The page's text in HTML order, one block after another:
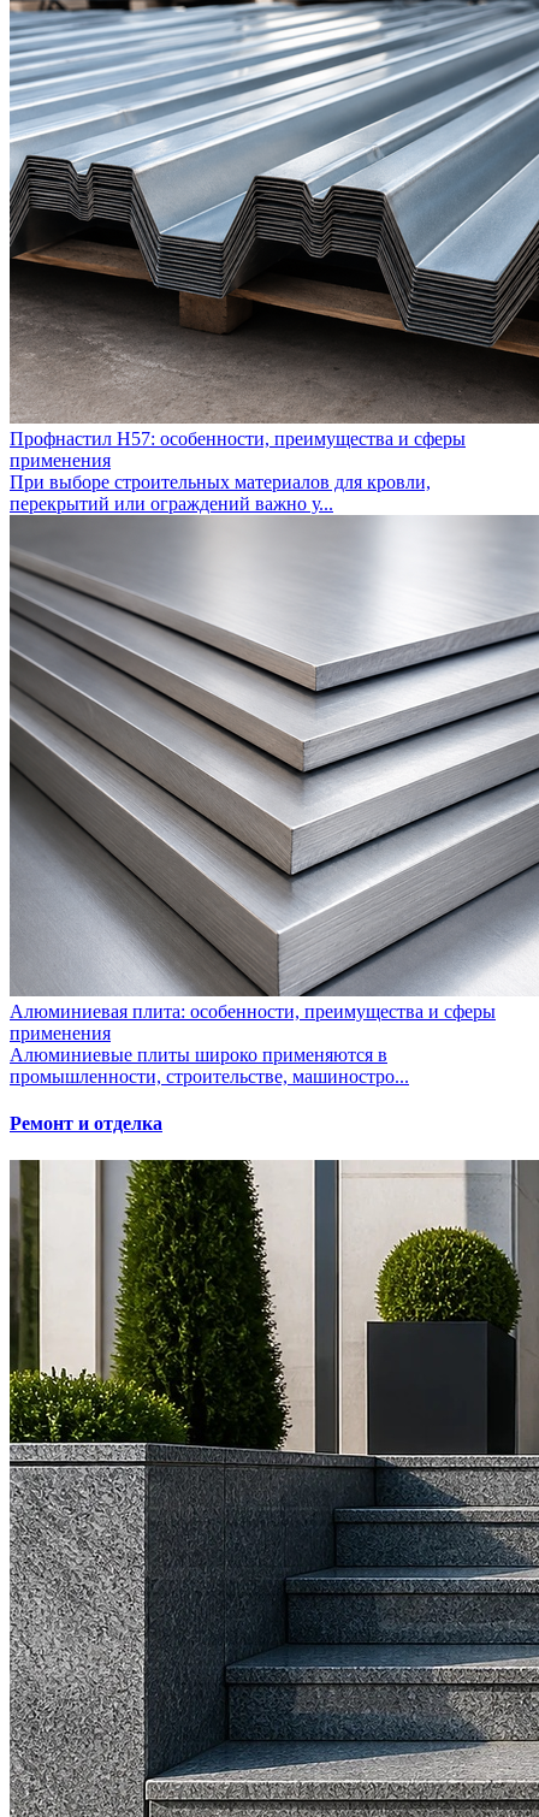
Профнастил Н57: особенности, преимущества и сферы
применения
При выборе строительных материалов для кровли,
перекрытий или ограждений важно у...
Алюминиевая плита: особенности, преимущества и сферы
применения
Алюминиевые плиты широко применяются в
промышленности, строительстве, машиностро...
Ремонт и отделка